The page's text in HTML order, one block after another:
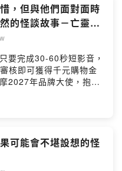
作動力～這世界上總有
衷於「廢墟探險」的人
拒的致命吸引力。但飛
以身涉險喔！那讓我們
持節目：
join留言告訴我你對
所講述的故事，也十分
留言給我喔：
若你有靈異
by Firstory
，但與他們面對面時
的怪談故事－亡靈的
要完成30-60秒短影音，
核即可獲得千元購物金
2027年品牌大使，抱回
上為播客煮與 Firstory
的人們，據說依舊會徘
的同時，若是不經意地
悚然的經歷呢！這次就
可能會不堪設想的怪